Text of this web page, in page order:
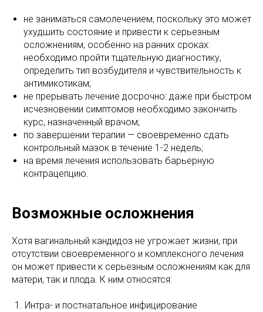
не заниматься самолечением, поскольку это может
ухудшить состояние и привести к серьезным
осложнениям, особенно на ранних сроках:
необходимо пройти тщательную диагностику,
определить тип возбудителя и чувствительность к
антимикотикам;
не прерывать лечение досрочно: даже при быстром
исчезновении симптомов необходимо закончить
курс, назначенный врачом;
по завершении терапии — своевременно сдать
контрольный мазок в течение 1-2 недель;
на время лечения использовать барьерную
контрацепцию.
Возможные осложнения
Хотя вагинальный кандидоз не угрожает жизни, при
отсутствии своевременного и комплексного лечения
он может привести к серьезным осложнениям как для
матери, так и плода. К ним относятся:
Интра- и постнатальное инфицирование